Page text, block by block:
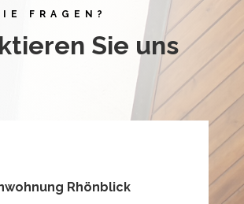
FRAGEN?
Sie uns
Rhönblick